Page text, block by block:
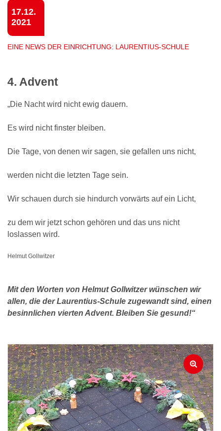
17.12.
2021
EINE NEWS DER EINRICHTUNG: LAURENTIUS-SCHULE
4. Advent
„Die Nacht wird nicht ewig dauern.
Es wird nicht finster bleiben.
Die Tage, von denen wir sagen, sie gefallen uns nicht,
werden nicht die letzten Tage sein.
Wir schauen durch sie hindurch vorwärts auf ein Licht,
zu dem wir jetzt schon gehören und das uns nicht
loslassen wird.
Helmut Gollwitzer
Mit den Worten von Helmut Gollwitzer wünschen wir
allen, die der Laurentius-Schule zugewandt sind, einen
besinnlichen vierten Advent. Bleiben Sie gesund!“